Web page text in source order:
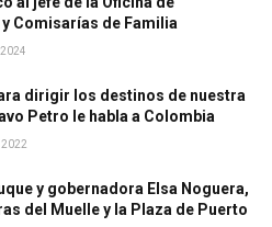
y Comisarías de Familia
dirigir los destinos de nuestra
Petro le habla a Colombia
2022
y gobernadora Elsa Noguera,
del Muelle y la Plaza de Puerto